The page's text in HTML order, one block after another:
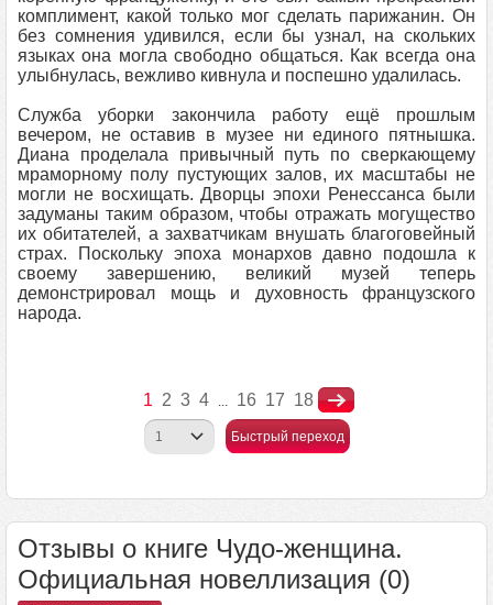
комплимент, какой только мог сделать парижанин. Он
без сомнения удивился, если бы узнал, на скольких
языках она могла свободно общаться. Как всегда она
улыбнулась, вежливо кивнула и поспешно удалилась.
Служба уборки закончила работу ещё прошлым
вечером, не оставив в музее ни единого пятнышка.
Диана проделала привычный путь по сверкающему
мраморному полу пустующих залов, их масштабы не
могли не восхищать. Дворцы эпохи Ренессанса были
задуманы таким образом, чтобы отражать могущество
их обитателей, а захватчикам внушать благоговейный
страх. Поскольку эпоха монархов давно подошла к
своему завершению, великий музей теперь
демонстрировал мощь и духовность французского
народа.
1 2 3 4 ... 16 17 18
Быстрый переход
Отзывы о книге Чудо-женщина.
Официальная новеллизация (0)